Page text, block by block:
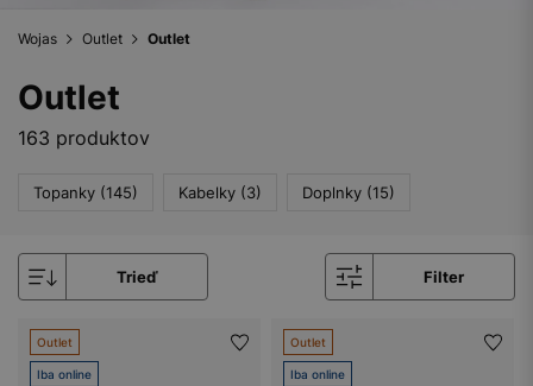
Wojas Outlet Outlet
Outlet
163 produktov
Topanky (145) Kabelky (3) Doplnky (15)
Trieď Filter
Outlet
Iba online
Outlet
Iba online